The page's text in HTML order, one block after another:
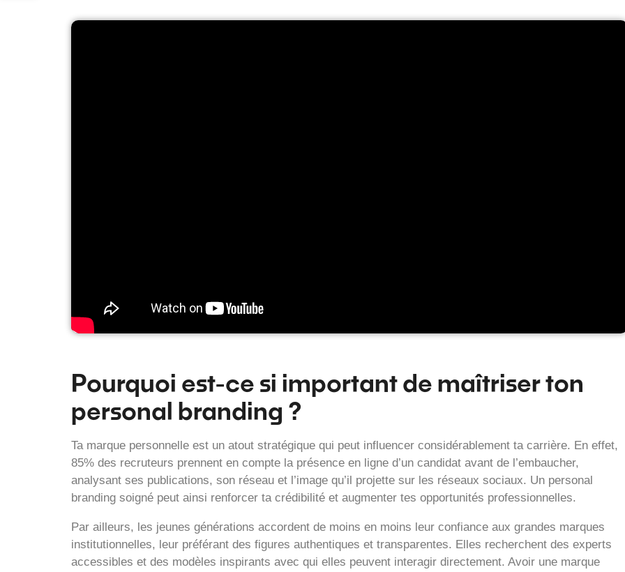
Pourquoi est-ce si important de maîtriser ton
personal branding ?
Ta marque personnelle est un atout stratégique qui peut influencer considérablement ta carrière. En effet,
85% des recruteurs prennent en compte la présence en ligne d’un candidat avant de l’embaucher,
analysant ses publications, son réseau et l’image qu’il projette sur les réseaux sociaux. Un personal
branding soigné peut ainsi renforcer ta crédibilité et augmenter tes opportunités professionnelles.
Par ailleurs, les jeunes générations accordent de moins en moins leur confiance aux grandes marques
institutionnelles, leur préférant des figures authentiques et transparentes. Elles recherchent des experts
accessibles et des modèles inspirants avec qui elles peuvent interagir directement. Avoir une marque